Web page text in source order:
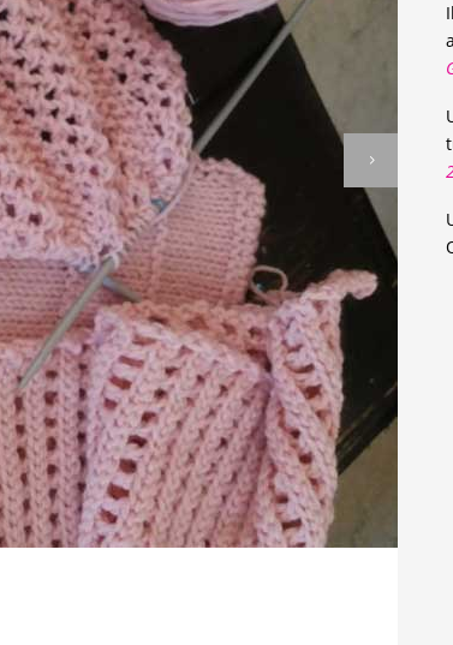
Iscriviti alla nostra newsletter